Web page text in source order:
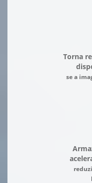
Torna
se a